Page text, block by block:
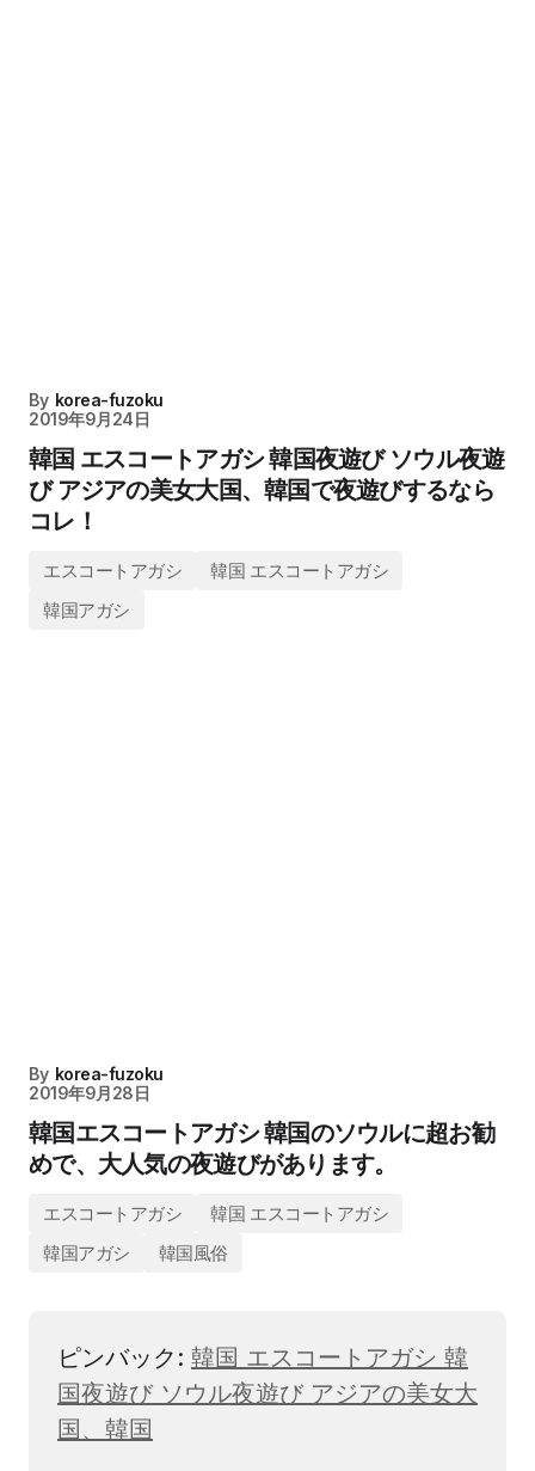
By korea-fuzoku
2019年9月24日
韓国 エスコートアガシ 韓国夜遊び ソウル夜遊
び アジアの美女大国、韓国で夜遊びするなら
コレ！
エスコートアガシ
韓国 エスコートアガシ
韓国アガシ
By korea-fuzoku
2019年9月28日
韓国エスコートアガシ 韓国のソウルに超お勧
めで、大人気の夜遊びがあります。
エスコートアガシ
韓国 エスコートアガシ
韓国アガシ
韓国風俗
ピンバック: 韓国 エスコートアガシ 韓
国夜遊び ソウル夜遊び アジアの美女大
国、韓国